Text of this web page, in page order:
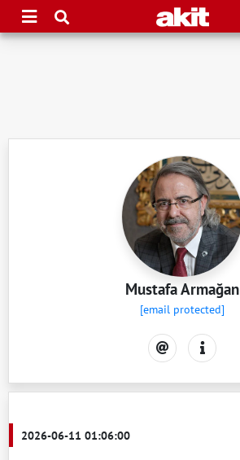
Mustafa Armağan
[email protected]
2026-06-11 01:06:00